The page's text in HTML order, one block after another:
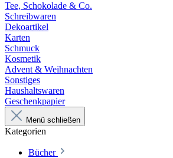
Tee, Schokolade & Co.
Schreibwaren
Dekoartikel
Karten
Schmuck
Kosmetik
Advent & Weihnachten
Sonstiges
Haushaltswaren
Geschenkpapier
Menü schließen
Kategorien
Bücher